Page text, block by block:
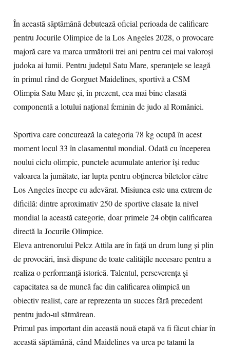
În această săptămână debutează oficial perioada de calificare
pentru Jocurile Olimpice de la Los Angeles 2028, o provocare
majoră care va marca următorii trei ani pentru cei mai valoroși
judoka ai lumii. Pentru județul Satu Mare, speranțele se leagă
în primul rând de Gorguet Maidelines, sportivă a CSM
Olimpia Satu Mare și, în prezent, cea mai bine clasată
componentă a lotului național feminin de judo al României.
Sportiva care concurează la categoria 78 kg ocupă în acest
moment locul 33 în clasamentul mondial. Odată cu începerea
noului ciclu olimpic, punctele acumulate anterior își reduc
valoarea la jumătate, iar lupta pentru obținerea biletelor către
Los Angeles începe cu adevărat. Misiunea este una extrem de
dificilă: dintre aproximativ 250 de sportive clasate la nivel
mondial la această categorie, doar primele 24 obțin calificarea
directă la Jocurile Olimpice.
Eleva antrenorului Pelcz Attila are în față un drum lung și plin
de provocări, însă dispune de toate calitățile necesare pentru a
realiza o performanță istorică. Talentul, perseverența și
capacitatea sa de muncă fac din calificarea olimpică un
obiectiv realist, care ar reprezenta un succes fără precedent
pentru judo-ul sătmărean.
Primul pas important din această nouă etapă va fi făcut chiar în
această săptămână, când Maidelines va urca pe tatami la